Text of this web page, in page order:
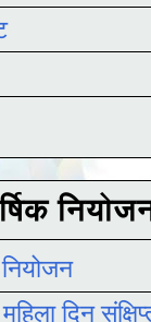
नियोजन
दिन